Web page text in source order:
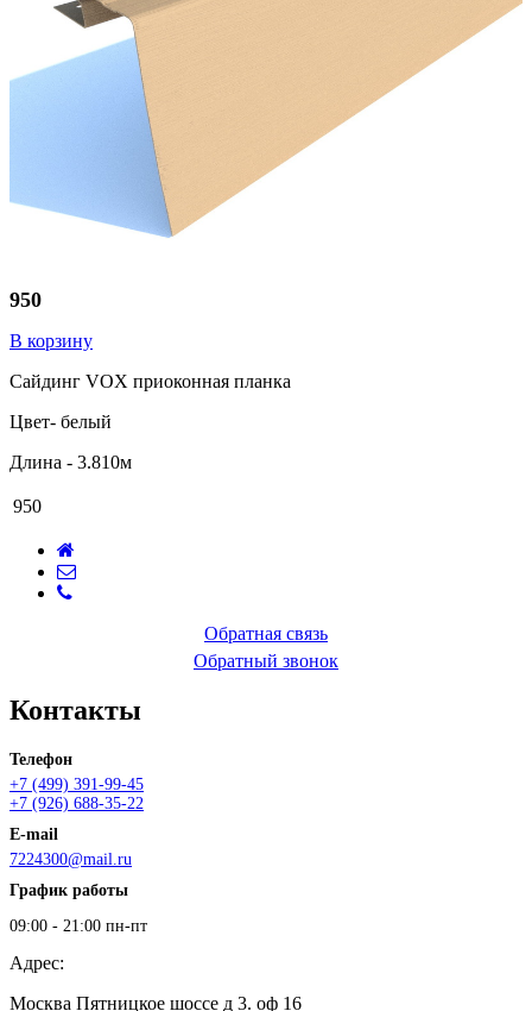
950
В корзину
Сайдинг VOX приоконная планка
Цвет- белый
Длина - 3.810м
950
Обратная связь
Обратный звонок
Контакты
Телефон
+7 (499) 391-99-45
+7 (926) 688-35-22
E-mail
7224300@mail.ru
График работы
09:00 - 21:00 пн-пт
Адрес:
Москва Пятницкое шоссе д 3. оф 16